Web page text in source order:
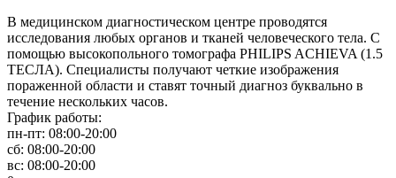
В медицинском диагностическом центре проводятся
исследования любых органов и тканей человеческого тела. С
помощью высокопольного томографа PHILIPS ACHIEVA (1.5
ТЕСЛА). Специалисты получают четкие изображения
пораженной области и ставят точный диагноз буквально в
течение нескольких часов.
График работы:
пн-пт: 08:00-20:00
сб: 08:00-20:00
вс: 08:00-20:00